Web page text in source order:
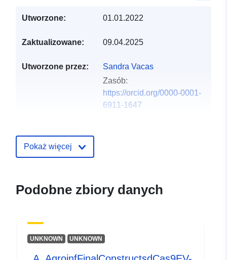
Utworzone: 01.01.2022
Zaktualizowane: 09.04.2025
Utworzone przez:
Sandra Vacas
Zasób:
https://orcid.org/0000-0001-
6911-1647
Zapis katalogu:
Zaktualizowano dane.europa.eu:
30 July 2026
Identyfikatory:
Pokaż więcej
Podobne zbiory danych
UNKNOWN UNKNOWN